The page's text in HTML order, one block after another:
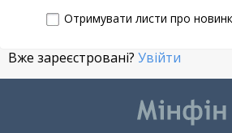
Отримувати листи про
Вже зареєстровані? Увійти